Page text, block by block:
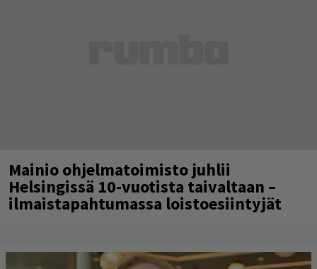
Mainio ohjelmatoimisto juhlii
Helsingissä 10-vuotista taivaltaan –
ilmaistapahtumassa loistoesiintyjät